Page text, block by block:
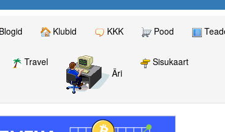
Blogid Klubid KKK Pood
Travel
Äri
Sisukaart